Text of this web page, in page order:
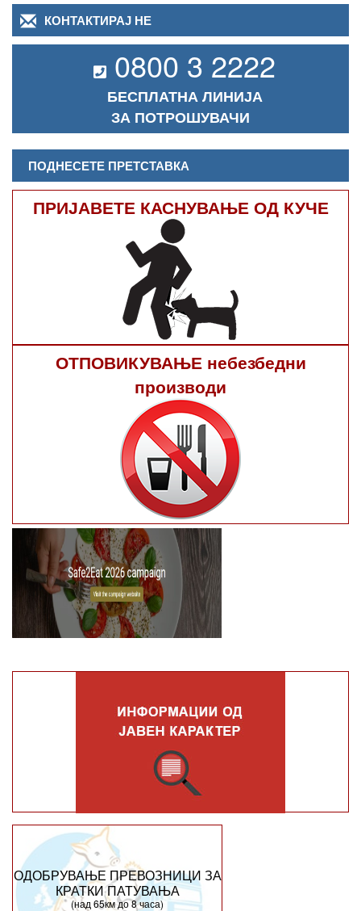
КОНТАКТИРАЈ НЕ
0800 3 2222
БЕСПЛАТНА ЛИНИЈА
ЗА ПОТРОШУВАЧИ
ПОДНЕСЕТЕ ПРЕТСТАВКА
ПРИЈАВЕТЕ КАСНУВАЊЕ ОД КУЧЕ
ОТПОВИКУВАЊЕ небезбедни
производи
ОДОБРУВАЊЕ ПРЕВОЗНИЦИ ЗА
КРАТКИ ПАТУВАЊА
(над 65км до 8 часа)